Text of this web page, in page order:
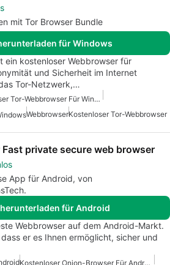
mit Tor Browser Bundle
für Windows
ein kostenloser Webbrowser für
und Sicherheit im Internet
Tor-Netzwerk,…
Kostenloser Tor-Webbrowser Für Windows
WebbrowserKostenloser Tor-Webbrowser
private secure web browser
App für Android, von
für Android
Webbrowser auf dem Android-Markt.
er es Ihnen ermöglicht, sicher und
Kostenloser Onion-Browser Für Android